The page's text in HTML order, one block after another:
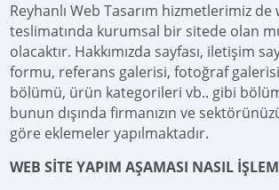
Reyhanlı Web Tasarım hizmetlerimiz
teslimatında kurumsal bir sitede olan
olacaktır. Hakkımızda sayfası, iletişim
formu, referans galerisi, fotoğraf
bölümü, ürün kategorileri vb.. gibi
bunun dışında firmanızın ve
göre eklemeler yapılmaktadır.
WEB SİTE YAPIM AŞAMASI NASIL